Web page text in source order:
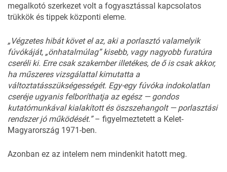
megalkotó szerkezet volt a fogyasztással kapcsolatos
trükkök és tippek központi eleme.
„Végzetes hibátkövetelaz, akia porlasztó valamelyik
fúvókáját, „önhatalmúlag”kisebb, vagynagyobb furatúra
cseréliki. Errecsakszakemberilletékes, deőis csakakkor,
ha műszeres vizsgálattalkimutatta a
változtatásszükségességét. Egy-egy fúvóka indokolatlan
cseréjeugyanis felboríthatja az egész — gondos
kutatómunkávalkialakítottés öszszehangolt — porlasztási
rendszerjó működését.”– figyelmeztetett a Kelet-
Magyarország 1971-ben.
Azonban ez az intelem nem mindenkit hatott meg.